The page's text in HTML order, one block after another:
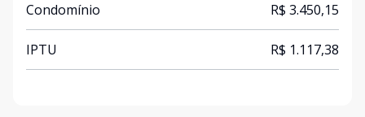
Condomínio R$ 3.450,15
IPTU R$ 1.117,38